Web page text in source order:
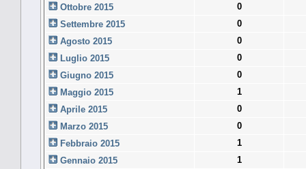
Ottobre 2015
0
Settembre 2015
0
Agosto 2015
0
Luglio 2015
0
Giugno 2015
0
Maggio 2015
1
Aprile 2015
0
Marzo 2015
0
Febbraio 2015
1
Gennaio 2015
1